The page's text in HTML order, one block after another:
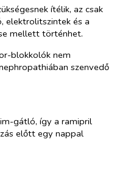
ítélik, az csak
elektrolitszintek és a
mellett történhet.
blokkolók nem
szenvedő
gátló, így a ramipril
előtt egy nappal